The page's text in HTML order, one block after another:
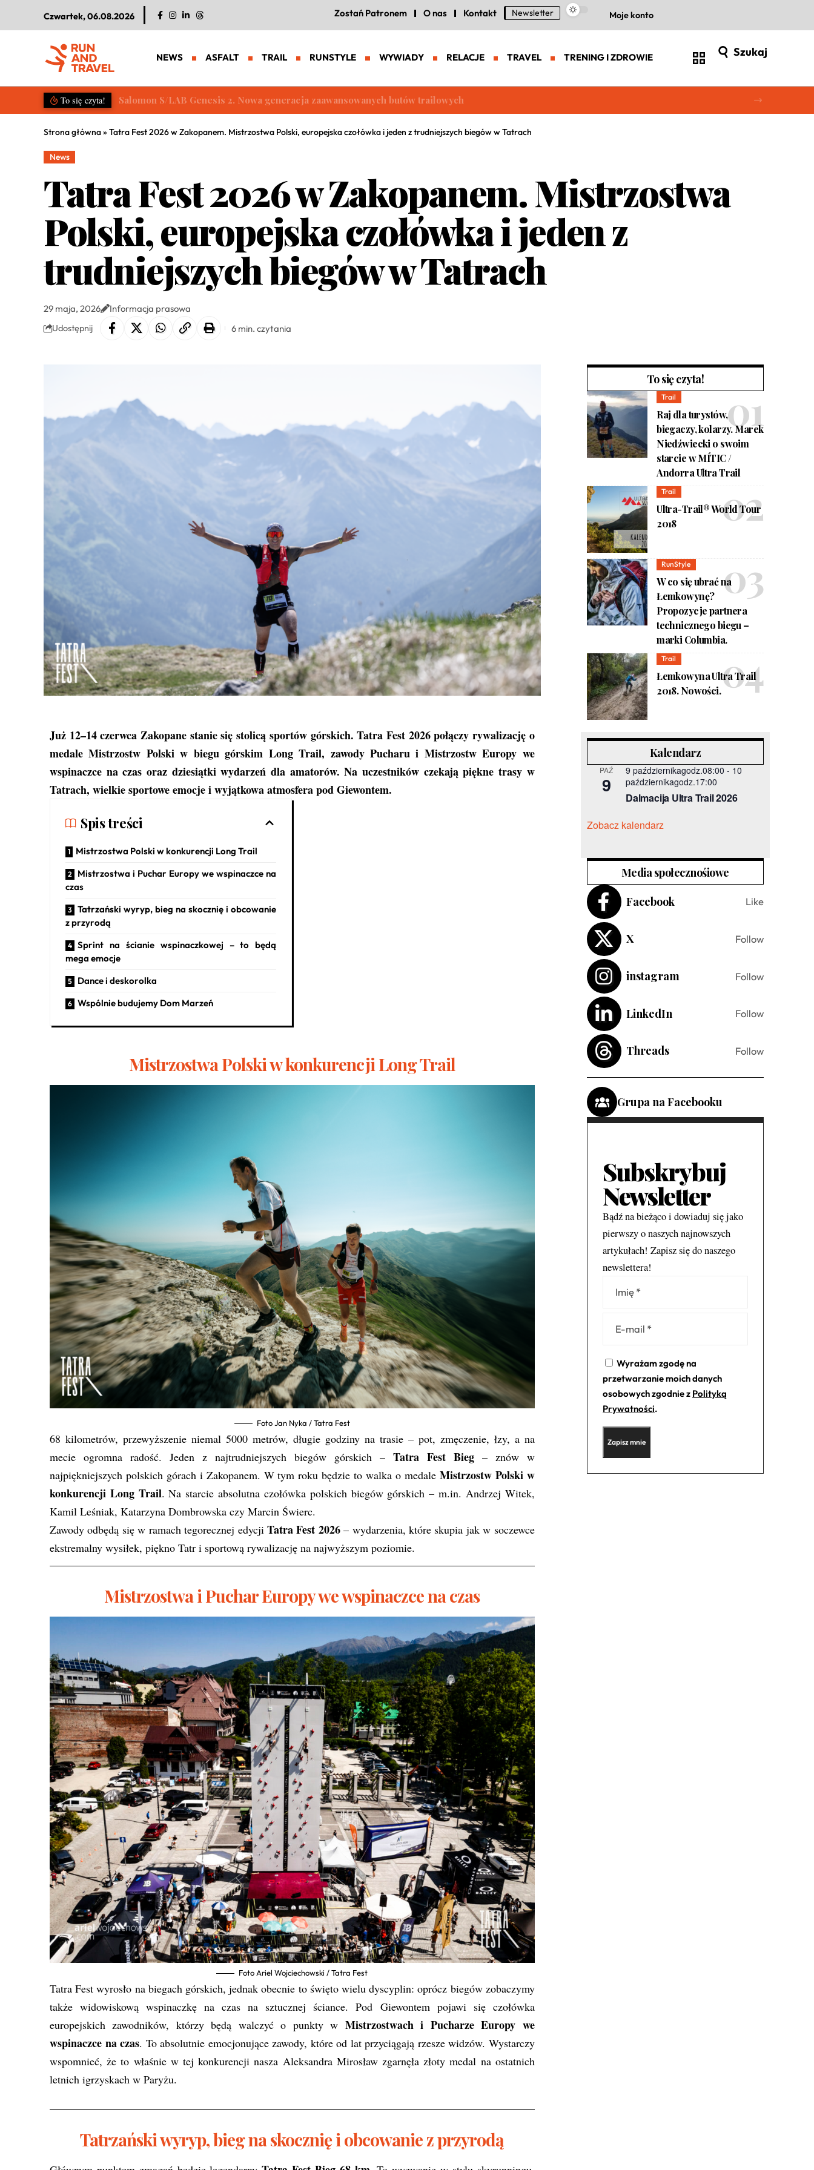
Czwartek, 06.08.2026 Zostań Patronem O nas Kontakt Newsletter Moje konto
NEWS ASFALT TRAIL RUNSTYLE WYWIADY RELACJE TRAVEL TRENING I ZDROWIE Szukaj
To się czyta! Salomon S/LAB Genesis 2. Nowa generacja zaawansowanych butów trailowych
Strona główna» Tatra Fest 2026 w Zakopanem. Mistrzostwa Polski, europejska czołówka i jeden z trudniejszych biegów w Tatrach
News
Tatra Fest 2026 w Zakopanem. Mistrzostwa
Polski, europejska czołówka i jeden z
trudniejszych biegów w Tatrach
29 maja, 2026 Informacja prasowa
Udostępnij 6 min. czytania
Już 12–14 czerwca Zakopane stanie się stolicą sportów górskich. Tatra Fest 2026 połączy rywalizację o
medale Mistrzostw Polski w biegu górskim Long Trail, zawody Pucharu i Mistrzostw Europy we
wspinaczce na czas oraz dziesiątki wydarzeń dla amatorów. Na uczestników czekają piękne trasy w
Tatrach, wielkie sportowe emocje i wyjątkowa atmosfera pod Giewontem.
Spis treści
Mistrzostwa Polski w konkurencji Long Trail
Mistrzostwa i Puchar Europy we wspinaczce na
czas
Tatrzański wyryp, bieg na skocznię i obcowanie
z przyrodą
Sprint na ścianie wspinaczkowej – to będą
mega emocje
Dance i deskorolka
Wspólnie budujemy Dom Marzeń
Mistrzostwa Polski w konkurencji Long Trail
Foto Jan Nyka / Tatra Fest
68 kilometrów, przewyższenie niemal 5000 metrów, długie godziny na trasie – pot, zmęczenie, łzy, a na
mecie ogromna radość. Jeden z najtrudniejszych biegów górskich – Tatra Fest Bieg– znów w
najpiękniejszych polskich górach i Zakopanem. W tym roku będzie to walka o medale Mistrzostw Polski w
konkurencji Long Trail. Na starcie absolutna czołówka polskich biegów górskich – m.in. Andrzej Witek,
Kamil Leśniak, Katarzyna Dombrowska czy Marcin Świerc.
Zawody odbędą się w ramach tegorecznej edycji Tatra Fest 2026– wydarzenia, które skupia jak w soczewce
ekstremalny wysiłek, piękno Tatr i sportową rywalizację na najwyższym poziomie.
Mistrzostwa i Puchar Europy we wspinaczce na czas
Foto Ariel Wojciechowski / Tatra Fest
Tatra Fest wyrosło na biegach górskich, jednak obecnie to święto wielu dyscyplin: oprócz biegów zobaczymy
także widowiskową wspinaczkę na czas na sztucznej ściance. Pod Giewontem pojawi się czołówka
europejskich zawodników, którzy będą walczyć o punkty w Mistrzostwach i Pucharze Europy we
wspinaczce na czas. To absolutnie emocjonujące zawody, które od lat przyciągają rzesze widzów. Wystarczy
wspomnieć, że to właśnie w tej konkurencji nasza Aleksandra Mirosław zgarnęła złoty medal na ostatnich
letnich igrzyskach w Paryżu.
Tatrzański wyryp, bieg na skocznię i obcowanie z przyrodą
To się czyta!
Trail
Raj dla turystów,
biegaczy, kolarzy. Marek
Niedźwiecki o swoim
starcie w MÍTIC /
Andorra Ultra Trail
Trail
Ultra-Trail® World Tour
2018
RunStyle
W co się ubrać na
Łemkowynę?
Propozycje partnera
technicznego biegu –
marki Columbia.
Trail
Łemkowyna Ultra Trail
2018. Nowości.
Kalendarz
PAŹ
9
9 październikagodz.08:00 - 10
październikagodz.17:00
Dalmacija Ultra Trail 2026
Zobacz kalendarz
Media społecznośiowe
Facebook
Like
X Follow
instagram Follow
LinkedIn Follow
Threads Follow
Grupa na Facebooku
Subskrybuj
Newsletter
Bądź na bieżąco i dowiaduj się jako
pierwszy o naszych najnowszych
artykułach! Zapisz się do naszego
newslettera!
Wyrażam zgodę na
przetwarzanie moich danych
osobowych zgodnie z Polityką
Prywatności.
Alternative: